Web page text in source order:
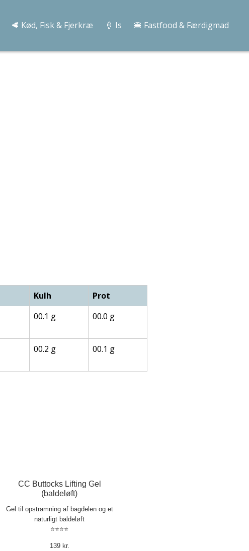
🥩 Kød, Fisk & Fjerkræ 🍦 Is
🍔 Fastfood & Færdigmad
Kulh
Prot
00.1 g 00.0 g
00.2 g 00.1 g
CC Buttocks Lifting Gel
(baldeløft)
Gel til opstramning af bagdelen og et
naturligt baldeløft
⭐⭐⭐⭐
139 kr.